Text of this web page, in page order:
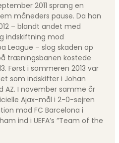
2011 sprang en
måneders pause. Da han
– blandt andet med
indskiftning mod
League – slog skaden op
træningsbanen kostede
Først i sommeren 2013 var
som indskifter i Johan
I november samme år
Ajax-mål i 2-0-sejren
mod FC Barcelona i
ind i UEFA’s ”Team of the